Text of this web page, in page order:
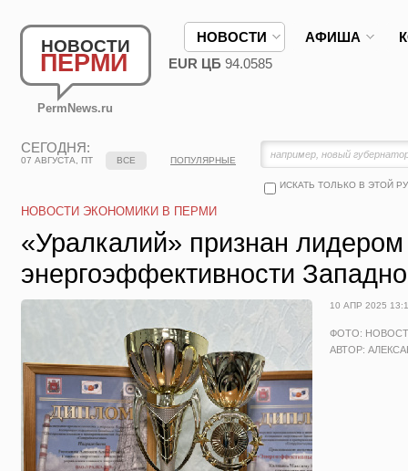
НОВОСТИ
ПЕРМИ
PermNews.ru
НОВОСТИ АФИША
EUR ЦБ 94.0585
СЕГОДНЯ:
07 АВГУСТА, ПТ
ИСКАТЬ ТОЛЬКО В ЭТОЙ
ВСЕ ПОПУЛЯРНЫЕ
НОВОСТИ ЭКОНОМИКИ В ПЕРМИ
«Уралкалий» признан лидером
энергоэффективности
10 АПР 2025
ФОТО:
АВТОР: